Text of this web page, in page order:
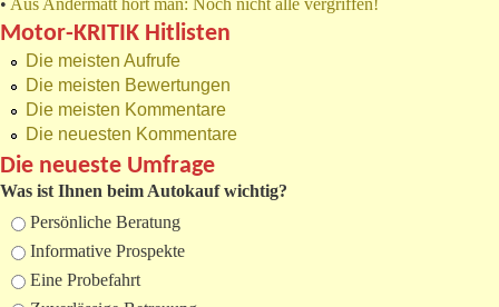
• Aus Andermatt hört man: Noch nicht alle vergriffen!
Motor-KRITIK Hitlisten
Die meisten Aufrufe
Die meisten Bewertungen
Die meisten Kommentare
Die neuesten Kommentare
Die neueste Umfrage
Was ist Ihnen beim Autokauf wichtig?
Auswahlmöglichkeiten
Persönliche Beratung
Informative Prospekte
Eine Probefahrt